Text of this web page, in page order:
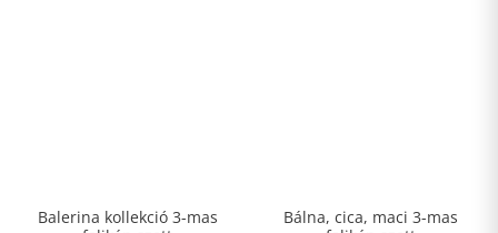
Balerina kollekció 3-mas
Bálna, cica, maci 3-mas